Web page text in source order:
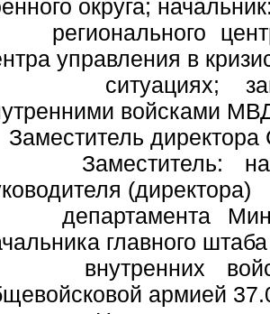
округа;
управления в
войсками
директора
(директора)
главного штаба
войск
армией